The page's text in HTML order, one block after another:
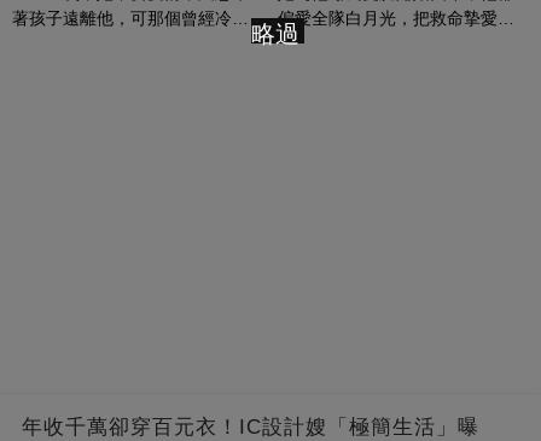
著孩子遠離他，可那個曾經冷漠
偏愛全隊白月光，把救命摯愛當
成畢生負擔
年收千萬卻穿百元衣！IC設計嫂「極簡生活」曝
略過